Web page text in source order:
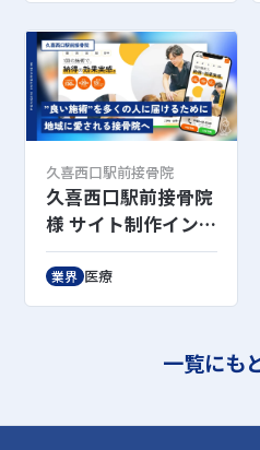
久喜西口駅前接骨院
久喜西口駅前接骨院
様 サイト制作インタ
ビュー
業界 医療
一覧にも